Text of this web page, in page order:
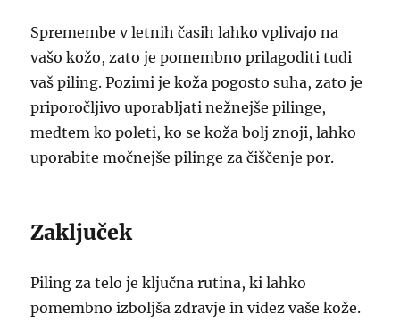
Spremembe v letnih časih lahko vplivajo na
vašo kožo, zato je pomembno prilagoditi tudi
vaš piling. Pozimi je koža pogosto suha, zato je
priporočljivo uporabljati nežnejše pilinge,
medtem ko poleti, ko se koža bolj znoji, lahko
uporabite močnejše pilinge za čiščenje por.
Zaključek
Piling za telo je ključna rutina, ki lahko
pomembno izboljša zdravje in videz vaše kože.